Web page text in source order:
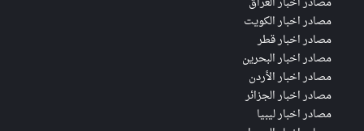
مصادر اخبار الكويت
مصادر اخبار قطر
مصادر اخبار البحرين
مصادر اخبار الأردن
مصادر اخبار الجزائر
مصادر اخبار ليبيا